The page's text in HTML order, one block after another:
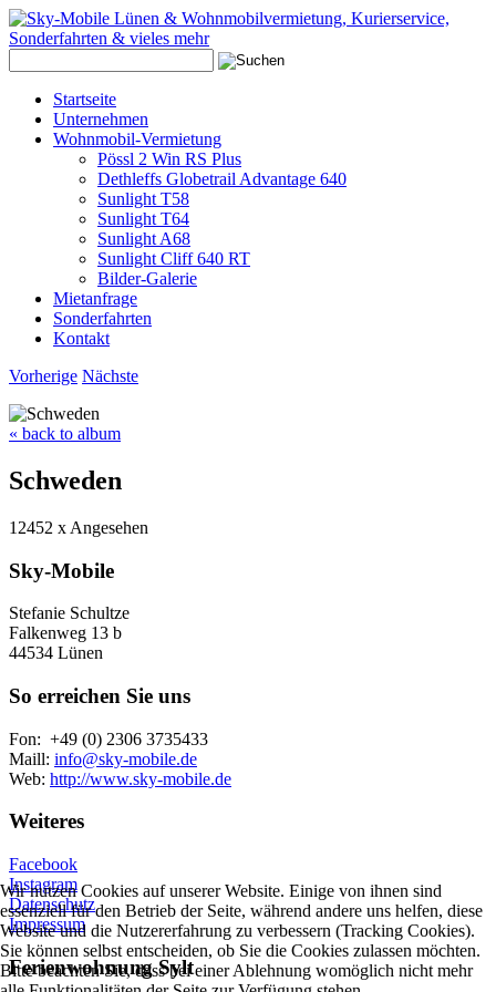
Startseite
Unternehmen
Wohnmobil-Vermietung
Pössl 2 Win RS Plus
Dethleffs Globetrail Advantage 640
Sunlight T58
Sunlight T64
Sunlight A68
Sunlight Cliff 640 RT
Bilder-Galerie
Mietanfrage
Sonderfahrten
Kontakt
Vorherige Nächste
« back to album
Schweden
12452 x Angesehen
Sky-Mobile
Stefanie Schultze
Falkenweg 13 b
44534 Lünen
So erreichen Sie uns
Fon: +49 (0) 2306 3735433
Maill: info@sky-mobile.de
Web: http://www.sky-mobile.de
Weiteres
Facebook
Instagram
Datenschutz
Impressum
Ferienwohnung Sylt
Wir nutzen Cookies auf unserer Website. Einige von ihnen sind
essenziell für den Betrieb der Seite, während andere uns helfen, diese
Website und die Nutzererfahrung zu verbessern (Tracking Cookies).
Sie können selbst entscheiden, ob Sie die Cookies zulassen möchten.
Bitte beachten Sie, dass bei einer Ablehnung womöglich nicht mehr